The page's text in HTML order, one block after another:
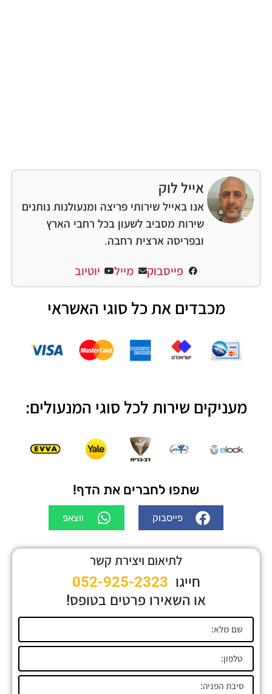
אייל לוק
אנו באייל שירותי פריצה ומנעולנות נותנים
שירות מסביב לשעון בכל רחבי הארץ
ובפריסה ארצית רחבה.
פייסבוק מייל יוטיוב
מכבדים את כל סוגי האשראי
מעניקים שירות לכל סוגי המנעולים:
שתפו לחברים את הדף!
פייסבוק ווצאפ
לתיאום ויצירת קשר
חייגו 052-925-2323
או השאירו פרטים בטופס!